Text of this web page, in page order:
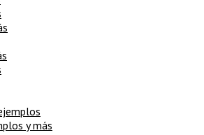
y más